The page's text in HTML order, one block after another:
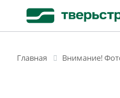
Главная Внимание!